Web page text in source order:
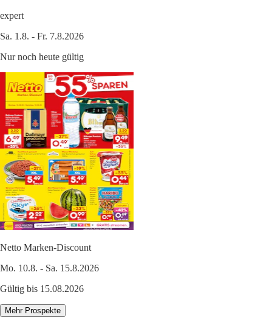
expert
Sa. 1.8. - Fr. 7.8.2026
Nur noch heute gültig
Netto Marken-Discount
Mo. 10.8. - Sa. 15.8.2026
Gültig bis 15.08.2026
Mehr Prospekte